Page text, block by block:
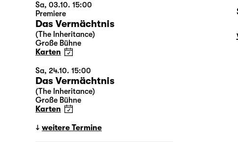
Sa, 03.10. 15:00
Premiere
Das Vermächtnis
(The Inheritance)
Große Bühne
Karten
Sa, 24.10. 15:00
Das Vermächtnis
(The Inheritance)
Große Bühne
Karten
weitere Termine